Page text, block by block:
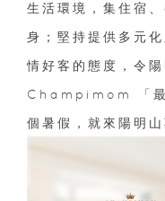
生活環境，集住宿
身；堅持提供多元
情好客的態度，令
Champimom 「最
個暑假，就來陽明